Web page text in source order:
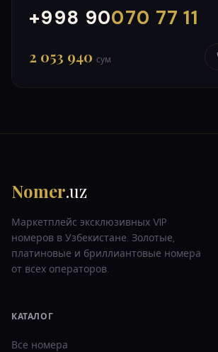
+998 90070 77 11
000
999
2 053 940 сум
Nomer.uz
Маркетплейс эксклюзивных VIP
номеров в Узбекистане. Золотые,
платиновые и бриллиантовые номера
от всех операторов.
КАТАЛОГ
Все номера